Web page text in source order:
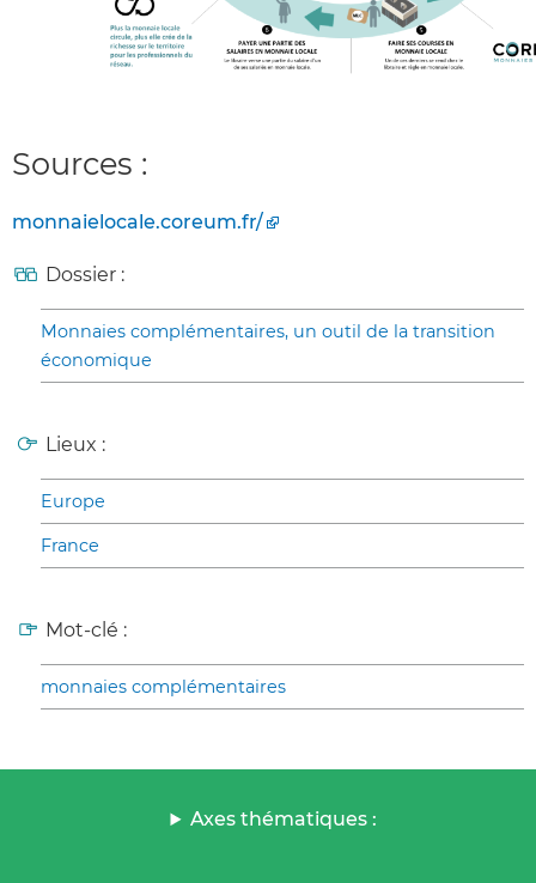
Sources :
monnaielocale.coreum.fr/
Dossier :
Monnaies complémentaires, un outil de la transition
économique
Lieux :
Europe
France
Mot-clé :
monnaies complémentaires
Axes thématiques :